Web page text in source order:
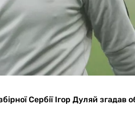
Сербії Ігор Дуляй згадав